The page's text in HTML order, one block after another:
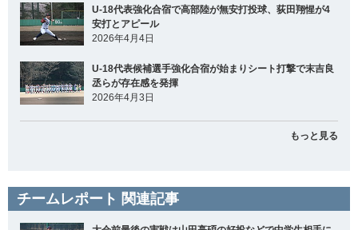
U-18代表強化合宿で高部陸が無安打投球、荻田翔惺が4
安打とアピール
2026年4月4日
U-18代表候補選手強化合宿が始まりシート打撃で末吉良
丞らが存在感を発揮
2026年4月3日
もっと見る
チームレポート 関連記事